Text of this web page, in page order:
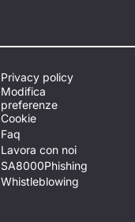
Privacy policy
Modifica
preferenze
Cookie
Faq
Lavora con noi
SA8000Phishing
Whistleblowing